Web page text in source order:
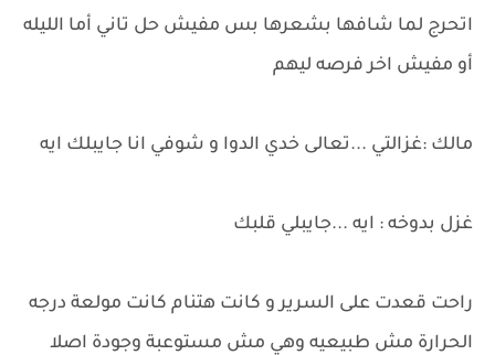
اتحرج لما شافها بشعرها بس مفيش حل تاني أما الليله
أو مفيش اخر فرصه ليهم
مالك :غزالتي ...تعالى خدي الدوا و شوفي انا جايبلك ايه
غزل بدوخه : ايه ...جايبلي قلبك
راحت قعدت على السرير و كانت هتنام كانت مولعة درجه
الحرارة مش طبيعيه وهي مش مستوعبة وجودة اصلا